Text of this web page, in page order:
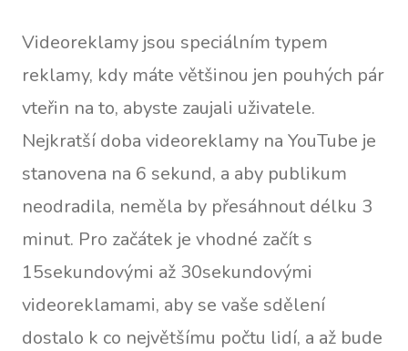
Videoreklamy jsou speciálním typem
reklamy, kdy máte většinou jen pouhých pár
vteřin na to, abyste zaujali uživatele.
Nejkratší doba videoreklamy na YouTube je
stanovena na 6 sekund, a aby publikum
neodradila, neměla by přesáhnout délku 3
minut. Pro začátek je vhodné začít s
15sekundovými až 30sekundovými
videoreklamami, aby se vaše sdělení
dostalo k co největšímu počtu lidí, a až bude